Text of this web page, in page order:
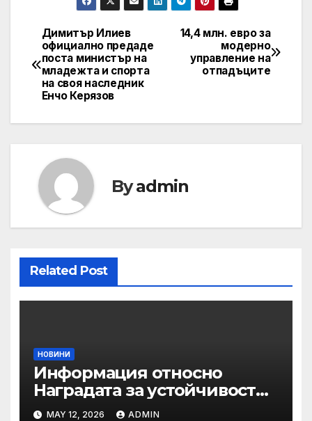
Post
navigation
14,4 млн. евро за
модерно
управление на
отпадъците
Димитър Илиев
официално предаде
поста министър на
младежта и спорта
на своя наследник
Енчо Керязов
Byadmin
Related Post
НОВИНИ
Информация относно
Наградата за устойчивост
на ОАЕ „Зайед“
MAY 12, 2026 ADMIN